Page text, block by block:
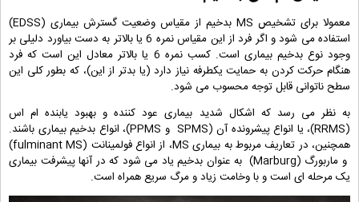
معمولا برای تشخیص MS بدخیم از مقیاس وضعیت گسترش بیماری (EDSS)
استفاده می شود و اگر فرد از این مقیاس نمره 6 یا بالاتر به دست بیاورد دلیلی بر
وجود نوع بدخیم بیماری است. کسب نمره 6 یا بالاتر معادل این است که فرد
هنگام حرکت کردن به حمایت یکطرفه نیاز دارد (یا بدتر از این)، که بطور کلی این
سطح ناتوانی قابل توجه محسوب می شود.
به نظر می رسد که اشکال شديد بیماری عود کننده و بهبود یابنده ام اس
(RRMS)، یا انواع پیشرونده آن (SPMS و PPMS)، انواع بدخیم بیماری باشند.
همچنین، در تعاریف مربوط به بیماری MS، از انواع فولمینانت (fulminant MS)
و ماربورگ (Marburg) به عنوان بدخیم یاد می شود که در آنها پیشرفت بیماری
یک مرحله ای است و با وخامت زیاد و مرگ سریع همراه است.